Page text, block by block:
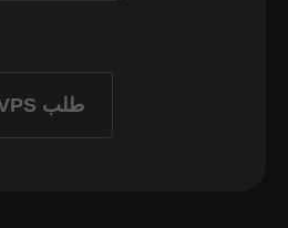
طلب VPS